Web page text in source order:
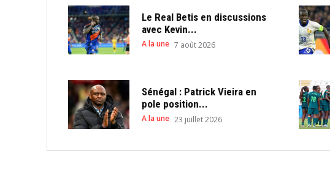
Le Real Betis en discussions
avec Kevin...
A la une 7 août 2026
Sénégal : Patrick Vieira en
pole position...
A la une 23 juillet 2026